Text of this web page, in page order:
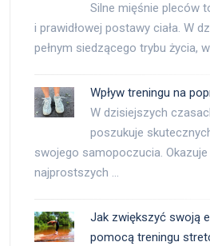
Silne mięśnie pleców
i prawidłowej postawy ciała. W
pełnym siedzącego trybu życia,
Wpływ treningu na
W dzisiejszych
poszukuje
swojego samopoczucia.
najprostszych …
Jak zwiększyć swoją
pomocą treningu